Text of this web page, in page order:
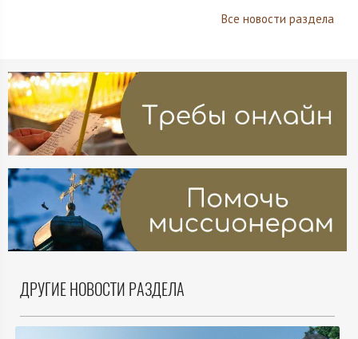
Все новости раздела
ДРУГИЕ НОВОСТИ РАЗДЕЛА